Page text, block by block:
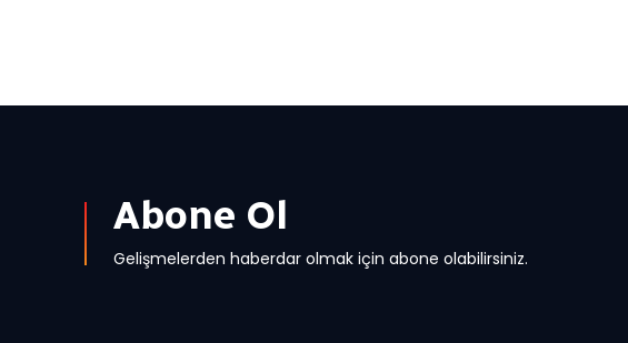
Abone Ol
Gelişmelerden haberdar olmak için abone olabilirsiniz.